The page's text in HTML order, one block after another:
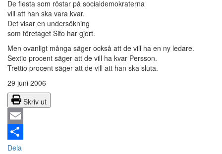
De flesta som röstar på socialdemokraterna
vill att han ska vara kvar.
Det visar en undersökning
som företaget Sifo har gjort.
Men ovanligt många säger också att de vill ha en ny ledare.
Sextio procent säger att de vill ha kvar Persson.
Trettio procent säger att de vill att han ska sluta.
29 juni 2006
Skriv ut
Email
Dela